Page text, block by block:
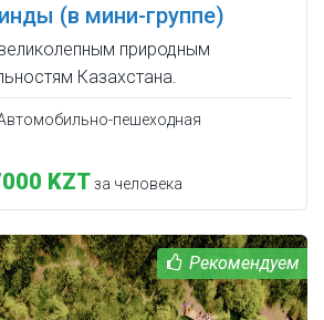
(в мини-группе)
природным
Казахстана.
пешеходная
KZTза человека